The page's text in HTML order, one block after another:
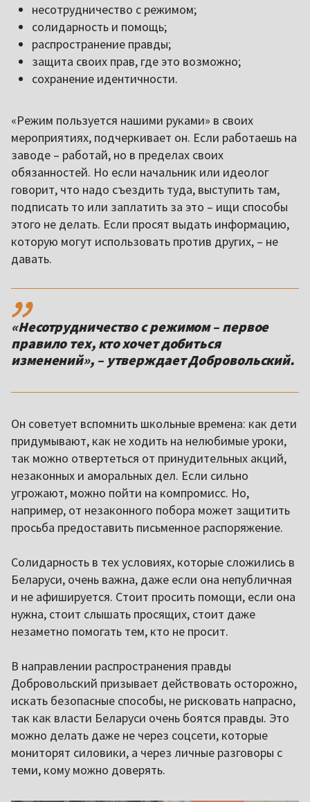
несотрудничество с режимом;
солидарность и помощь;
распространение правды;
защита своих прав, где это возможно;
сохранение идентичности.
«Режим пользуется нашими руками» в своих
мероприятиях, подчеркивает он. Если работаешь на
заводе – работай, но в пределах своих
обязанностей. Но если начальник или идеолог
говорит, что надо съездить туда, выступить там,
подписать то или заплатить за это – ищи способы
этого не делать. Если просят выдать информацию,
которую могут использовать против других, – не
давать.
,,
«Несотрудничество с режимом – первое
правило тех, кто хочет добиться
изменений», – утверждает Добровольский.
Он советует вспомнить школьные времена: как дети
придумывают, как не ходить на нелюбимые уроки,
так можно отвертеться от принудительных акций,
незаконных и аморальных дел. Если сильно
угрожают, можно пойти на компромисс. Но,
например, от незаконного побора может защитить
просьба предоставить письменное распоряжение.
Солидарность в тех условиях, которые сложились в
Беларуси, очень важна, даже если она непубличная
и не афишируется. Стоит просить помощи, если она
нужна, стоит слышать просящих, стоит даже
незаметно помогать тем, кто не просит.
В направлении распространения правды
Добровольский призывает действовать осторожно,
искать безопасные способы, не рисковать напрасно,
так как власти Беларуси очень боятся правды. Это
можно делать даже не через соцсети, которые
мониторят силовики, а через личные разговоры с
теми, кому можно доверять.